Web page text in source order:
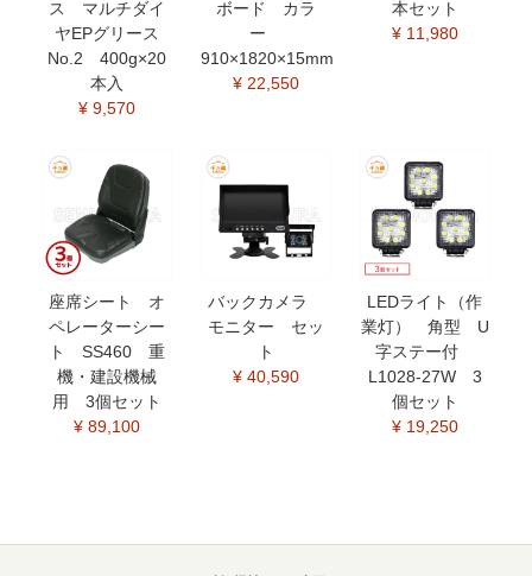
ス マルチダイ
ヤEPグリース
No.2 400g×20
本入
¥ 9,570
ボード カラ
ー
910×1820×15mm
¥ 22,550
本セット
¥ 11,980
座席シート オ
ペレーターシー
ト SS460 重
機・建設機械
用 3個セット
¥ 89,100
バックカメラ
モニター セッ
ト
¥ 40,590
LEDライト（作
業灯） 角型 U
字ステー付
L1028-27W 3
個セット
¥ 19,250